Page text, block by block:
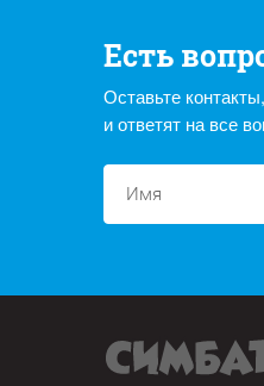
Есть
Оставьте
и ответят на все